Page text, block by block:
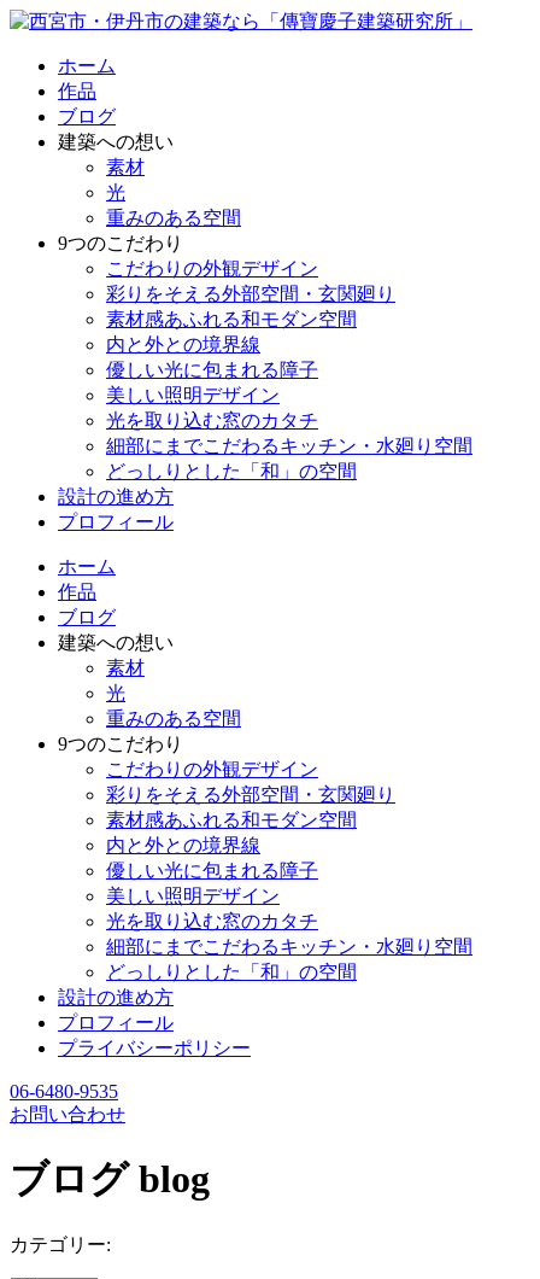
ホーム
作品
ブログ
建築への想い
素材
光
重みのある空間
9つのこだわり
こだわりの外観デザイン
彩りをそえる外部空間・玄関廻り
素材感あふれる和モダン空間
内と外との境界線
優しい光に包まれる障子
美しい照明デザイン
光を取り込む窓のカタチ
細部にまでこだわるキッチン・水廻り空間
どっしりとした「和」の空間
設計の進め方
プロフィール
ホーム
作品
ブログ
建築への想い
素材
光
重みのある空間
9つのこだわり
こだわりの外観デザイン
彩りをそえる外部空間・玄関廻り
素材感あふれる和モダン空間
内と外との境界線
優しい光に包まれる障子
美しい照明デザイン
光を取り込む窓のカタチ
細部にまでこだわるキッチン・水廻り空間
どっしりとした「和」の空間
設計の進め方
プロフィール
プライバシーポリシー
06-6480-9535
お問い合わせ
ブログ blog
カテゴリー: